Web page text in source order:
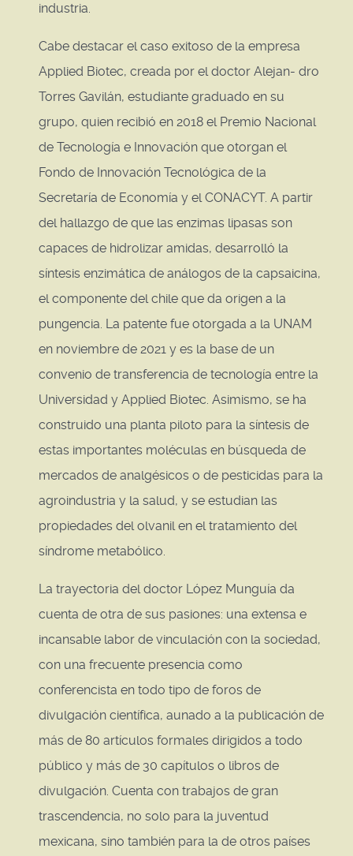
industria.
Cabe destacar el caso exitoso de la empresa
Applied Biotec, creada por el doctor Alejan- dro
Torres Gavilán, estudiante graduado en su
grupo, quien recibió en 2018 el Premio Nacional
de Tecnología e Innovación que otorgan el
Fondo de Innovación Tecnológica de la
Secretaría de Economía y el CONACYT. A partir
del hallazgo de que las enzimas lipasas son
capaces de hidrolizar amidas, desarrolló la
síntesis enzimática de análogos de la capsaicina,
el componente del chile que da origen a la
pungencia. La patente fue otorgada a la UNAM
en noviembre de 2021 y es la base de un
convenio de transferencia de tecnología entre la
Universidad y Applied Biotec. Asimismo, se ha
construido una planta piloto para la síntesis de
estas importantes moléculas en búsqueda de
mercados de analgésicos o de pesticidas para la
agroindustria y la salud, y se estudian las
propiedades del olvanil en el tratamiento del
síndrome metabólico.
La trayectoria del doctor López Munguía da
cuenta de otra de sus pasiones: una extensa e
incansable labor de vinculación con la sociedad,
con una frecuente presencia como
conferencista en todo tipo de foros de
divulgación científica, aunado a la publicación de
más de 80 artículos formales dirigidos a todo
público y más de 30 capítulos o libros de
divulgación. Cuenta con trabajos de gran
trascendencia, no solo para la juventud
mexicana, sino también para la de otros países